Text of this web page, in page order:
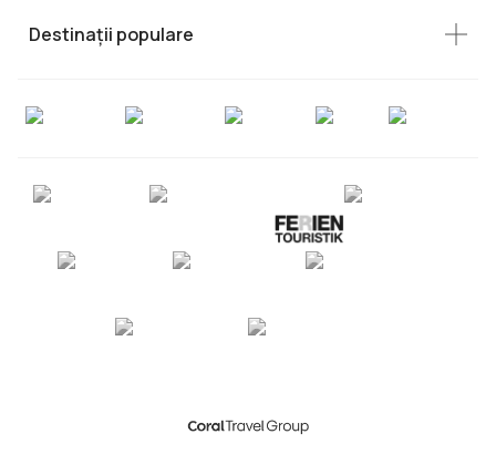
Destinații populare